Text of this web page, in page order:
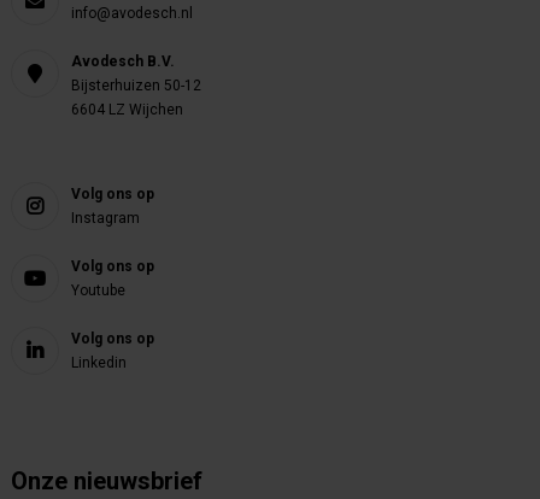
info@avodesch.nl
Avodesch B.V.
Bijsterhuizen 50-12
6604 LZ Wijchen
Volg ons op
Instagram
Volg ons op
Youtube
Volg ons op
Linkedin
Onze nieuwsbrief